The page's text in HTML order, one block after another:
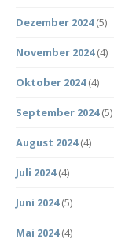
Dezember 2024(5)
November 2024(4)
Oktober 2024(4)
September 2024(5)
August 2024(4)
Juli 2024(4)
Juni 2024(5)
Mai 2024(4)